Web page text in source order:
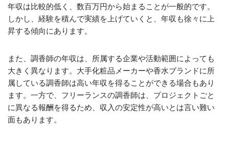
年収は比較的低く、数百万円から始まることが一般的です。
しかし、経験を積んで実績を上げていくと、年収も徐々に上
昇する傾向にあります。
また、調香師の年収は、所属する企業や活動範囲によっても
大きく異なります。大手化粧品メーカーや香水ブランドに所
属している調香師は高い年収を得ることができる場合もあり
ます。一方で、フリーランスの調香師は、プロジェクトごと
に異なる報酬を得るため、収入の安定性が高いとは言い難い
面もあります。